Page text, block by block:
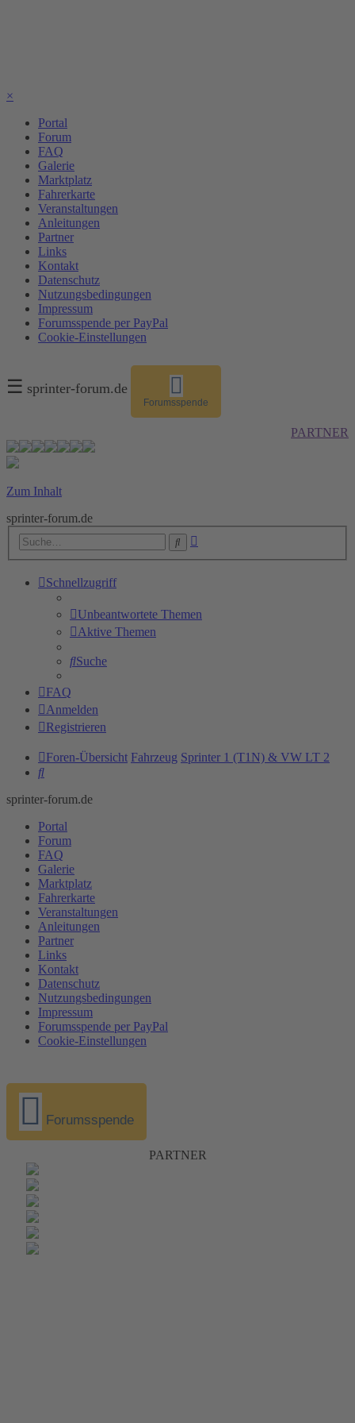
×
Portal
Forum
FAQ
Galerie
Marktplatz
Fahrerkarte
Veranstaltungen
Anleitungen
Partner
Links
Kontakt
Datenschutz
Nutzungsbedingungen
Impressum
Forumsspende per PayPal
Cookie-Einstellungen
☰ sprinter-forum.de
Forumsspende
PARTNER
Zum Inhalt
sprinter-forum.de
Suche
Schnellzugriff
Unbeantwortete Themen
Aktive Themen
Suche
FAQ
Anmelden
Registrieren
Foren-Übersicht Fahrzeug Sprinter 1 (T1N) & VW LT 2
Suche
sprinter-forum.de
Portal
Forum
FAQ
Galerie
Marktplatz
Fahrerkarte
Veranstaltungen
Anleitungen
Partner
Links
Kontakt
Datenschutz
Nutzungsbedingungen
Impressum
Forumsspende per PayPal
Cookie-Einstellungen
Forumsspende
PARTNER